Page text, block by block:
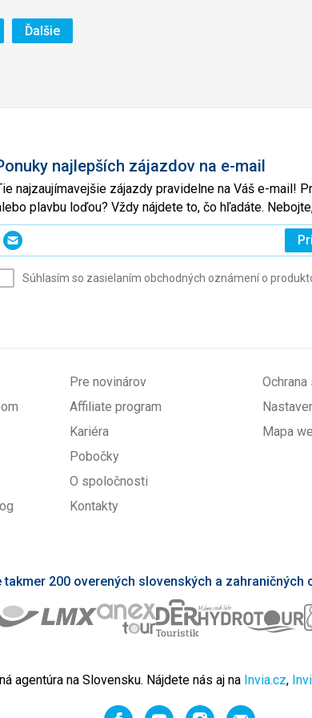
ĎalšieStránka
najlepších zájazdov na e-mail
najzaujímavejšie zájazdy pravidelne na Váš e-mail!
plavbu loďou? Vždy nájdete to, čo hľadáte.
svoj
Súhlasím so zasielaním obchodných oznámení o
Pre novinárov
Affiliate program
Kariéra
Pobočky
O spoločnosti
Kontakty
Mapa
takmer 200 overených slovenských a zahraničných
agentúra na Slovensku. Nájdete nás aj na Invia.cz,